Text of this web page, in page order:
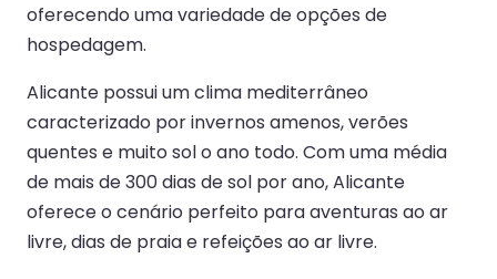
oferecendo uma variedade de opções de
hospedagem.
Alicante possui um clima mediterrâneo
caracterizado por invernos amenos, verões
quentes e muito sol o ano todo. Com uma média
de mais de 300 dias de sol por ano, Alicante
oferece o cenário perfeito para aventuras ao ar
livre, dias de praia e refeições ao ar livre.